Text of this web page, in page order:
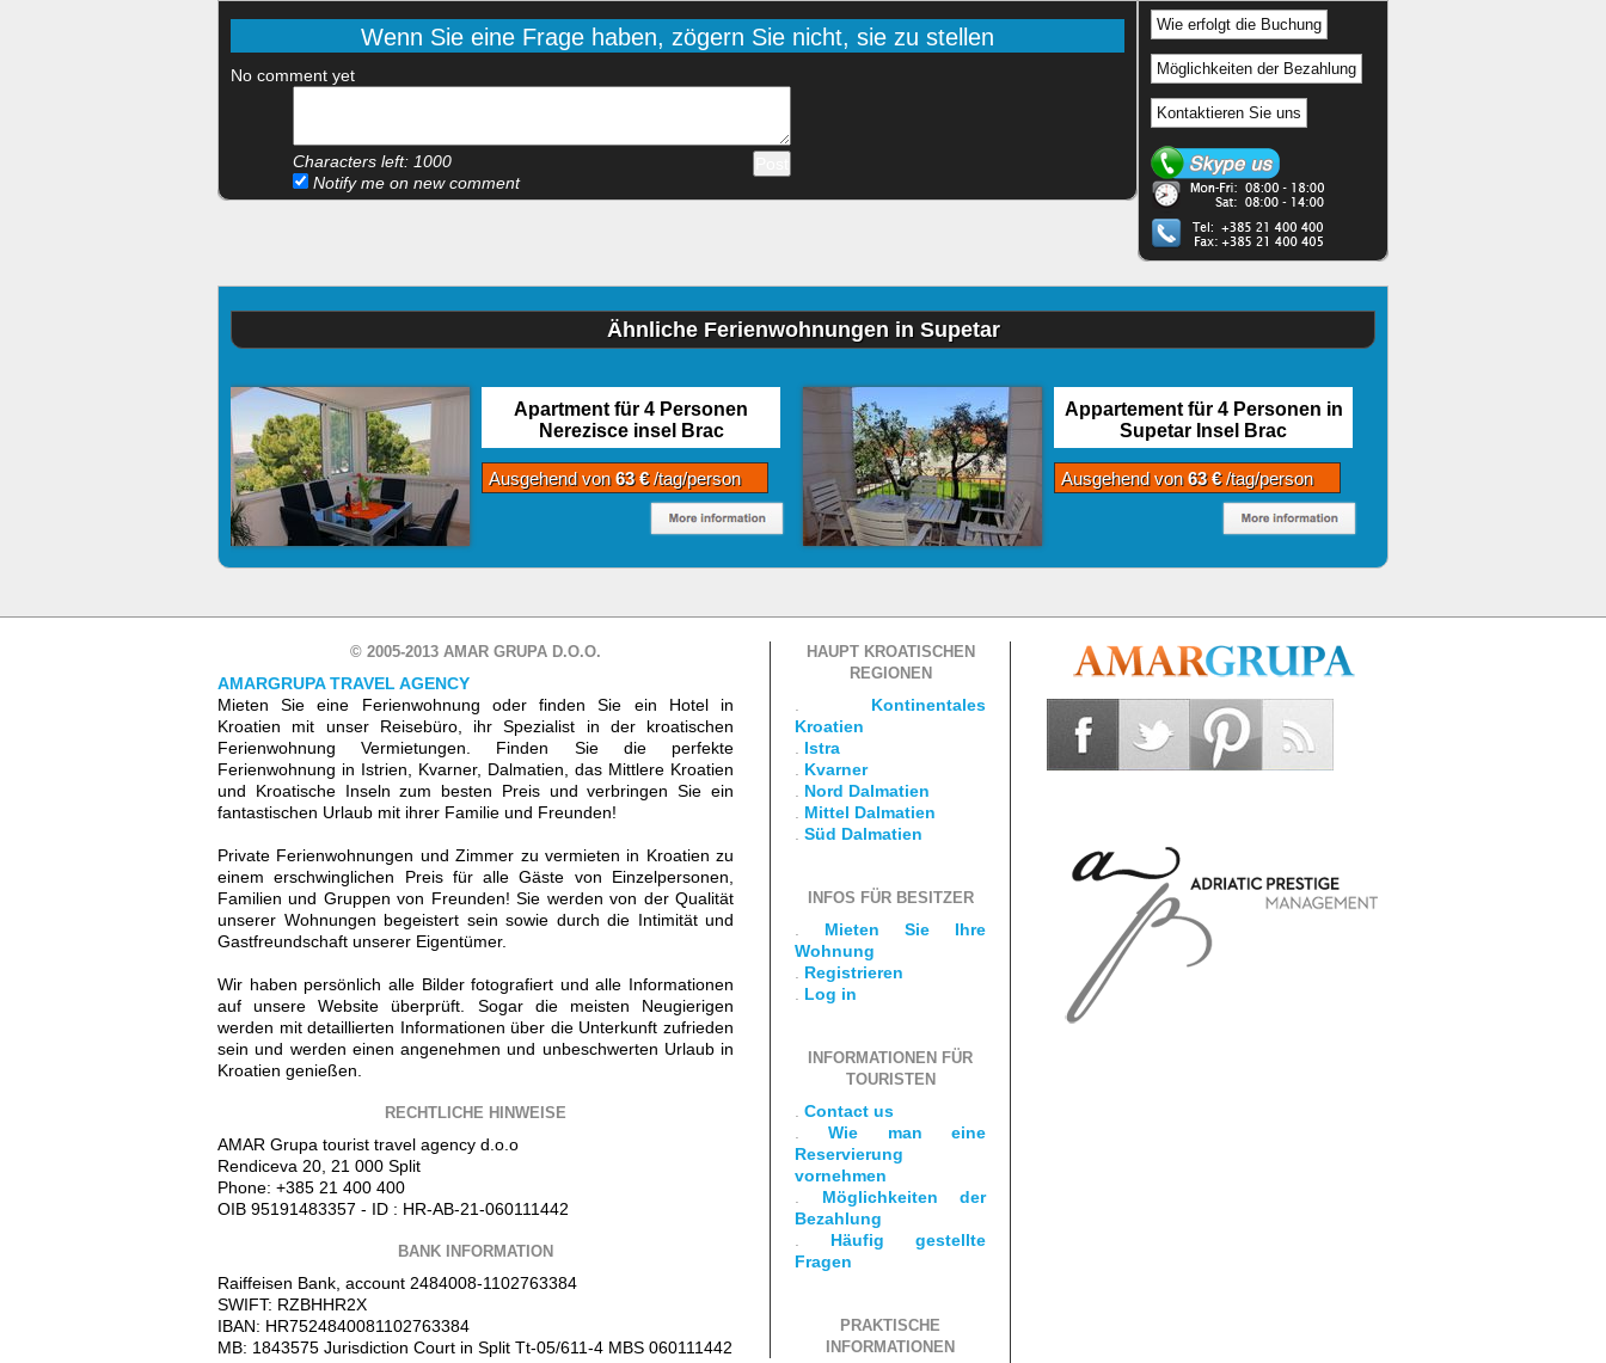
Wenn Sie eine Frage haben, zögern Sie nicht, sie zu stellen
No comment yet
Characters left: 1000
Notify me on new comment
Wie erfolgt die Buchung
Möglichkeiten der Bezahlung
Kontaktieren Sie uns
Ähnliche Ferienwohnungen in Supetar
Apartment für 4 Personen
Nerezisce insel Brac
Ausgehend von63 €/tag/person
Appartement für 4 Personen in
Supetar Insel Brac
Ausgehend von63 €/tag/person
© 2005-2013 AMAR GRUPA D.O.O.
AMARGRUPA TRAVEL AGENCY
Mieten Sie eine Ferienwohnung oder finden Sie ein Hotel in
Kroatien mit unser Reisebüro, ihr Spezialist in der kroatischen
Ferienwohnung Vermietungen. Finden Sie die perfekte
Ferienwohnung in Istrien, Kvarner, Dalmatien, das Mittlere Kroatien
und Kroatische Inseln zum besten Preis und verbringen Sie ein
fantastischen Urlaub mit ihrer Familie und Freunden!
Private Ferienwohnungen und Zimmer zu vermieten in Kroatien zu
einem erschwinglichen Preis für alle Gäste von Einzelpersonen,
Familien und Gruppen von Freunden! Sie werden von der Qualität
unserer Wohnungen begeistert sein sowie durch die Intimität und
Gastfreundschaft unserer Eigentümer.
Wir haben persönlich alle Bilder fotografiert und alle Informationen
auf unsere Website überprüft. Sogar die meisten Neugierigen
werden mit detaillierten Informationen über die Unterkunft zufrieden
sein und werden einen angenehmen und unbeschwerten Urlaub in
Kroatien genießen.
RECHTLICHE HINWEISE
AMAR Grupa tourist travel agency d.o.o
Rendiceva 20, 21 000 Split
Phone: +385 21 400 400
OIB 95191483357 - ID : HR-AB-21-060111442
BANK INFORMATION
Raiffeisen Bank, account 2484008-1102763384
SWIFT: RZBHHR2X
IBAN: HR7524840081102763384
MB: 1843575 Jurisdiction Court in Split Tt-05/611-4 MBS 060111442
HAUPT KROATISCHEN
REGIONEN
Kontinentales
Kroatien
Istra
Kvarner
Nord Dalmatien
Mittel Dalmatien
Süd Dalmatien
INFOS FÜR BESITZER
Mieten Sie Ihre
Wohnung
Registrieren
Log in
INFORMATIONEN FÜR
TOURISTEN
Contact us
.Wie man eine
Reservierung
vornehmen
Möglichkeiten der
Bezahlung
Häufig gestellte
Fragen
PRAKTISCHE
INFORMATIONEN